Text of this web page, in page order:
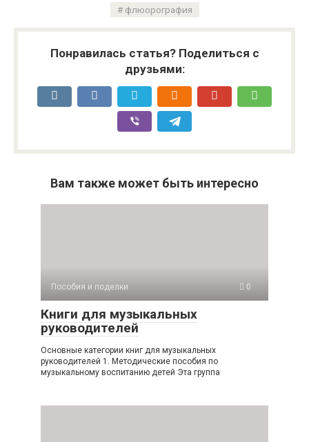
флюорография
Понравилась статья? Поделиться с
друзьями:
Вам также может быть интересно
Пособия и поделки 0
Книги для музыкальных
руководителей
Основные категории книг для музыкальных
руководителей 1. Методические пособия по
музыкальному воспитанию детей Эта группа